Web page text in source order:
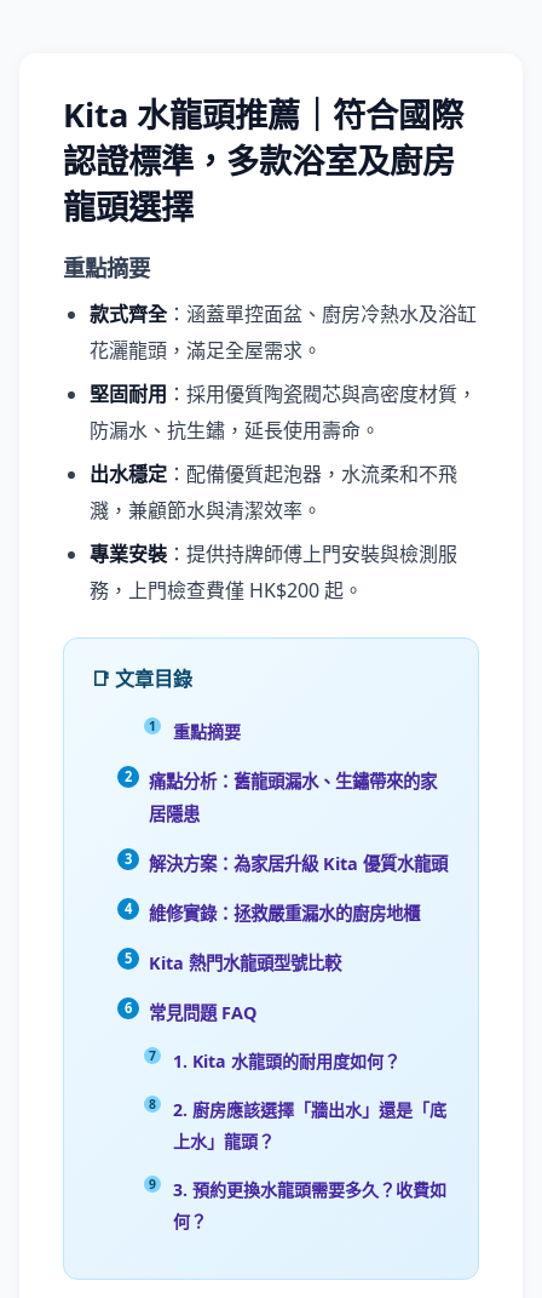
Kita 水龍頭推薦｜符合國際
認證標準，多款浴室及廚房
龍頭選擇
重點摘要
款式齊全：涵蓋單控面盆、廚房冷熱水及浴缸
花灑龍頭，滿足全屋需求。
堅固耐用 ：採用優質陶瓷閥芯與高密度材質，
防漏水、抗生鏽，延長使用壽命。
出水穩定 ：配備優質起泡器，水流柔和不飛
濺，兼顧節水與清潔效率。
專業安裝 ：提供持牌師傅上門安裝與檢測服
務，上門檢查費僅 HK$200 起。
📑 文章目錄
重點摘要
痛點分析：舊龍頭漏水、生鏽帶來的家
居隱患
解決方案：為家居升級 Kita 優質水龍頭
維修實錄：拯救嚴重漏水的廚房地櫃
Kita 熱門水龍頭型號比較
常見問題 FAQ
1. Kita 水龍頭的耐用度如何？
2. 廚房應該選擇「牆出水」還是「底
上水」龍頭？
3. 預約更換水龍頭需要多久？收費如
何？